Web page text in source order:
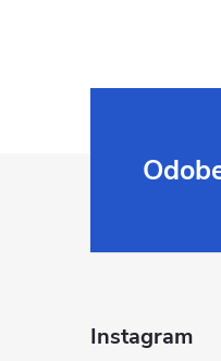
Instagram